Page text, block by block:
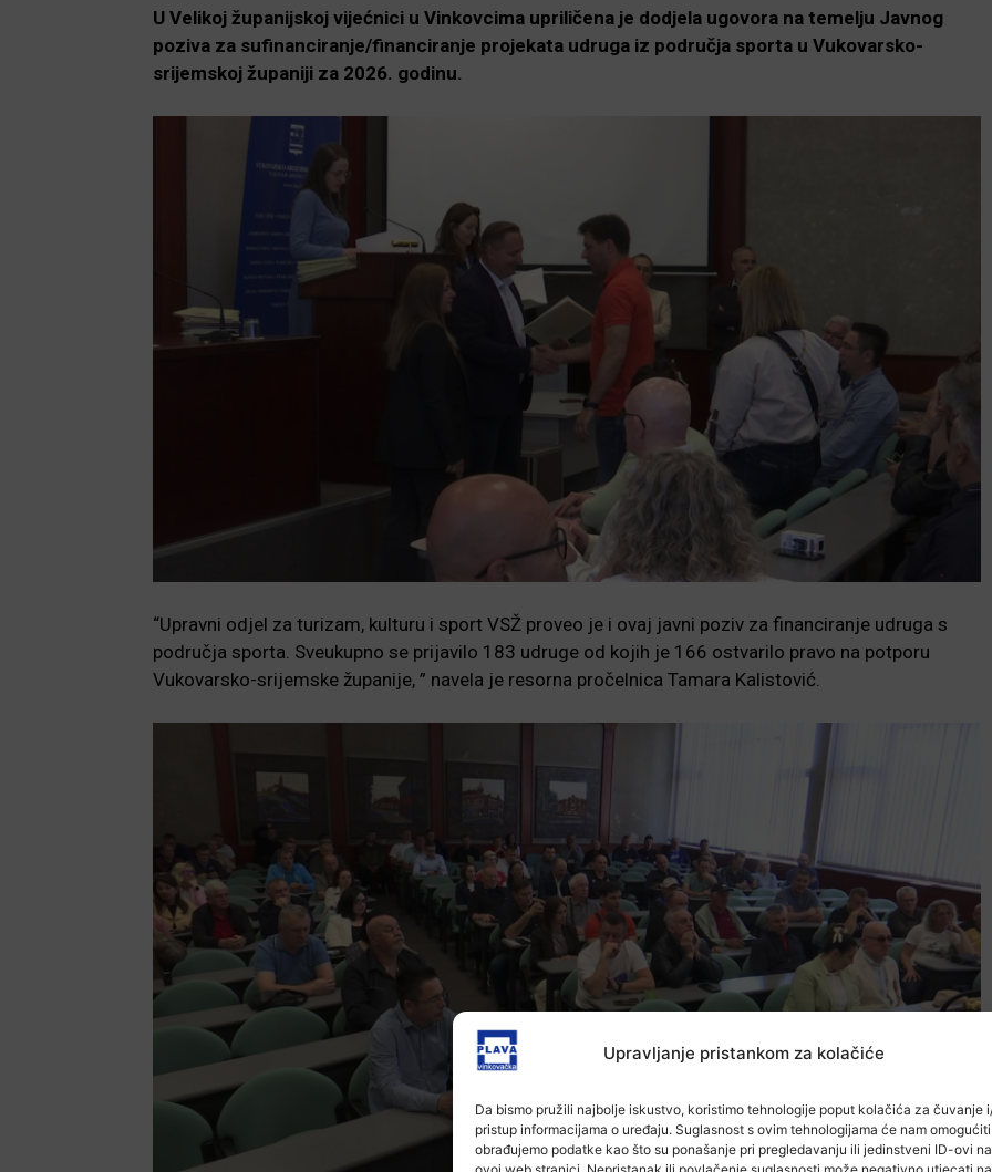
Upravljanje pristankom za kolačiće
Da bismo pružili najbolje iskustvo, koristimo tehnologije poput kolačića za čuvanje
pristup informacijama o uređaju. Suglasnost s ovim tehnologijama će nam
obrađujemo podatke kao što su ponašanje pri pregledavanju ili jedinstveni ID-ovi na
U Velikoj županijskoj vijećnici u Vinkovcima upriličena je dodjela ugovora na temelju Javnog
poziva za sufinanciranje/financiranje projekata udruga iz područja sporta u Vukovarsko-
srijemskoj županiji za 2026. godinu.
“Upravni odjel za turizam, kulturu i sport VSŽ proveo je i ovaj javni poziv za financiranje udruga s
područja sporta. Sveukupno se prijavilo 183 udruge od kojih je 166 ostvarilo pravo na potporu
Vukovarsko-srijemske županije, ” navela je resorna pročelnica Tamara Kalistović.